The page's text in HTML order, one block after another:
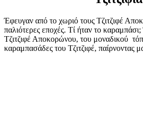
Έφευγαν από το χωριό τους Τζιτζιφέ
παλιότερες εποχές. Τί ήταν το
Τζιτζιφέ Αποκορώνου, του μοναδικού
καραμπασάδες του Τζιτζιφέ, παίρνοντας